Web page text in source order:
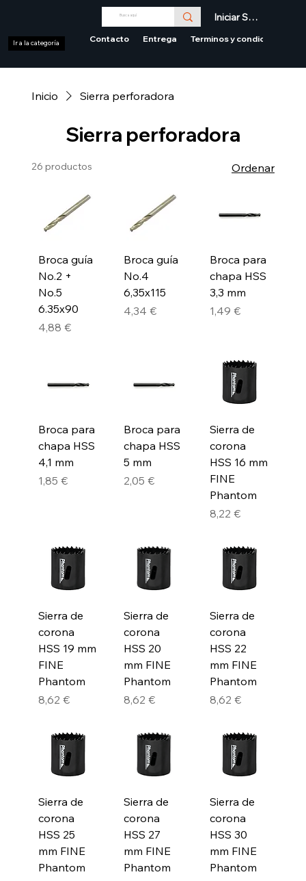
Iniciar Sesión
Contacto Entrega Terminos y condiciones
Ir a la categoría
Inicio Sierra perforadora
Sierra perforadora
26 productos Ordenar
Broca guía
No.2 +
No.5
6.35x90
Precio
4,88 €
Broca guía
No.4
6,35x115
Precio
4,34 €
Broca para
chapa HSS
3,3 mm
Precio
1,49 €
Broca para
chapa HSS
4,1 mm
Precio
1,85 €
Broca para
chapa HSS
5 mm
Precio
2,05 €
Sierra de
corona
HSS 16 mm
FINE
Phantom
Precio
8,22 €
Sierra de
corona
HSS 19 mm
FINE
Phantom
Precio
8,62 €
Sierra de
corona
HSS 20
mm FINE
Phantom
Precio
8,62 €
Sierra de
corona
HSS 22
mm FINE
Phantom
Precio
8,62 €
Sierra de
corona
HSS 25
mm FINE
Phantom
Sierra de
corona
HSS 27
mm FINE
Phantom
Sierra de
corona
HSS 30
mm FINE
Phantom